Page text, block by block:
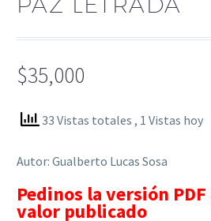
$35,000
33 Vistas totales , 1 Vistas hoy
Autor: Gualberto Lucas Sosa
Pedinos la versión
valor publicado